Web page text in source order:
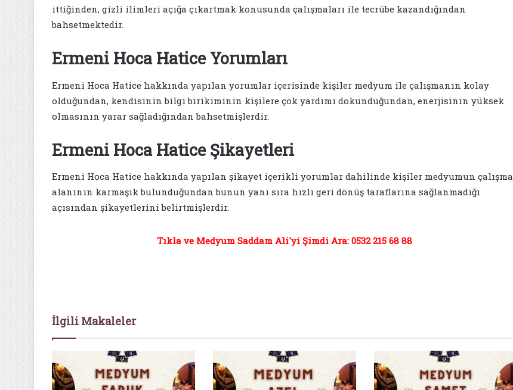
ittiğinden, gizli ilimleri açığa çıkartmak konusunda çalışmaları ile tecrübe kazandığından
bahsetmektedir.
Ermeni Hoca Hatice Yorumları
Ermeni Hoca Hatice hakkında yapılan yorumlar içerisinde kişiler medyum ile çalışmanın kolay
olduğundan, kendisinin bilgi birikiminin kişilere çok yardımı dokunduğundan, enerjisinin yüksek
olmasının yarar sağladığından bahsetmişlerdir.
Ermeni Hoca Hatice Şikayetleri
Ermeni Hoca Hatice hakkında yapılan şikayet içerikli yorumlar dahilinde kişiler medyumun çalışma
alanının karmaşık bulunduğundan bunun yanı sıra hızlı geri dönüş taraflarına sağlanmadığı
açısından şikayetlerini belirtmişlerdir.
Tıkla ve Medyum Saddam Ali'yi Şimdi Ara: 0532 215 68 88
İlgili Makaleler